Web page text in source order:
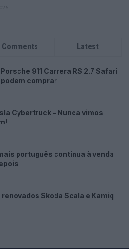
Comments Latest
911 Carrera RS 2.7 Safari
comprar
Cybertruck – Nunca vimos
português continua à venda
renovados Skoda Scala e Kamiq